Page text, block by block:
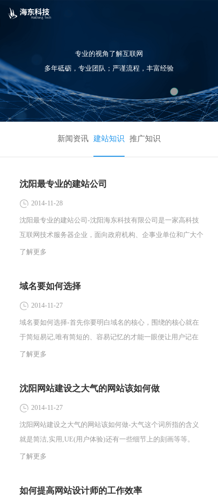
专业的视角了解互联网
多年砥砺，专业团队；严谨流程，丰富经验
新闻资讯 建站知识 推广知识
沈阳最专业的建站公司
2014-11-28
沈阳最专业的建站公司-沈阳海东科技有限公司是一家高科技
互联网技术服务器企业，面向政府机构、企事业单位和广大个
人用户提供专业网络建设服务、应用技术服务、互联网顾问咨
画网站等业务。
了解更多
域名要如何选择
2014-11-27
域名要如何选择-首先你要明白域名的核心，围绕的核心就在
于简短易记,唯有简短的、容易记忆的才能一眼便让用户记在
脑海里,从而带来更多的潜在客户。
了解更多
沈阳网站建设之大气的网站该如何做
2014-11-27
沈阳网站建设之大气的网站该如何做-大气这个词所指的含义
就是简洁,实用,UE(用户体验)还有一些细节上的刻画等等。
了解更多
如何提高网站设计师的工作效率